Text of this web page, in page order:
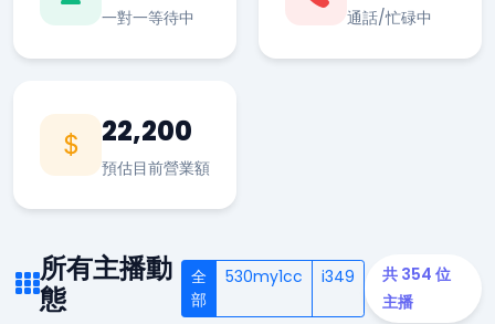
一對一等待中 通話/忙碌中
22,200
預估目前營業額
所有主播動
態
全
部
530my1cc i349
共 354 位
主播